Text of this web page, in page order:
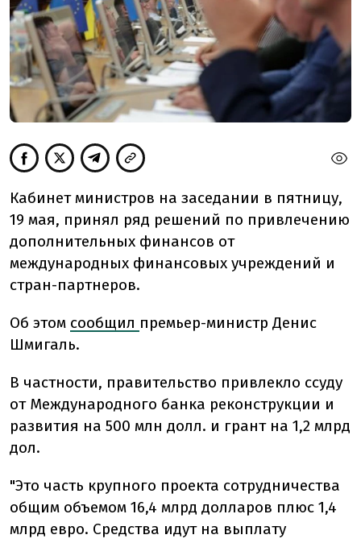
Кабинет министров на заседании в пятницу,
19 мая, принял ряд решений по привлечению
дополнительных финансов от
международных финансовых учреждений и
стран-партнеров.
Об этом сообщил премьер-министр Денис
Шмигаль.
В частности, правительство привлекло ссуду
от Международного банка реконструкции и
развития на 500 млн долл. и грант на 1,2 млрд
дол.
"Это часть крупного проекта сотрудничества
общим объемом 16,4 млрд долларов плюс 1,4
млрд евро. Средства идут на выплату